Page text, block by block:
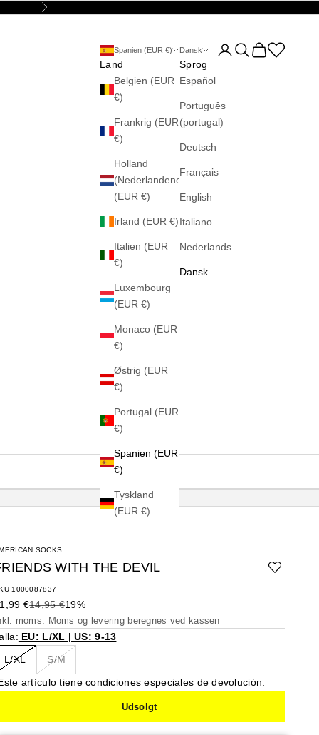
Næste
Spanien (EUR €)
Land
Belgien (EUR
€)
Frankrig (EUR
€)
Holland
(Nederlandene)
(EUR €)
Irland (EUR €)
Italien (EUR
€)
Luxembourg
(EUR €)
Monaco (EUR
€)
Østrig (EUR
€)
Portugal (EUR
€)
Spanien (EUR
€)
Tyskland
(EUR €)
Dansk
Sprog
Español
Português
(portugal)
Deutsch
Français
English
Italiano
Nederlands
Dansk
Åbn kontoside
Åbn søgefunktion
ÅbnAbrir la
SOCKS
WITH THE DEVIL
1000087837
€Normalpris
14,95 €19%
moms. Moms og levering beregnes ved kassen
EU: L/XL | US: 9-13
L/XL S/M
artículo tiene condiciones especiales de devolución.
Udsolgt